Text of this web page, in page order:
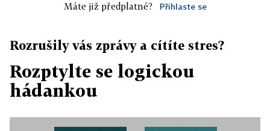
Máte již předplatné? Přihlaste se
Rozrušily vás zprávy a cítíte stres?
Rozptylte se logickou
hádankou